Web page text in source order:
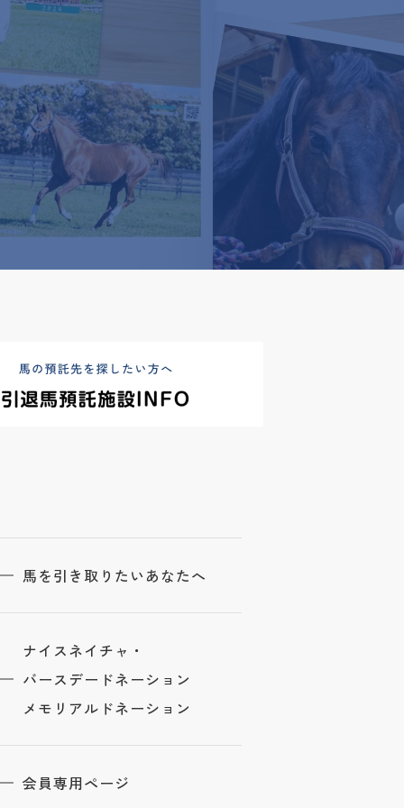
馬を引き取りたいあなたへ
ナイスネイチャ・
バースデードネーション
メモリアルドネーション
会員専用ページ